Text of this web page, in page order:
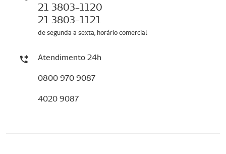
21 3803-1120
21 3803-1121
de segunda a sexta, horário comercial
Atendimento 24h
0800 970 9087
4020 9087